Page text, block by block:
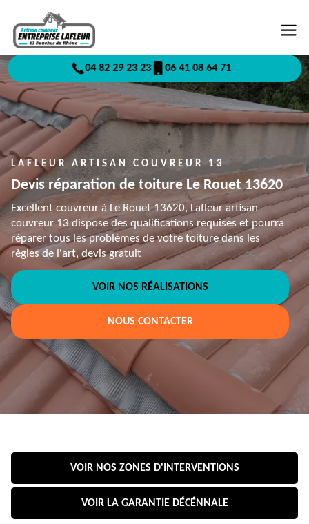
04 82 29 23 23 06 41 08 64 71
LAFLEUR ARTISAN COUVREUR 13
Devis réparation de toiture Le Rouet 13620
Excellent couvreur à Le Rouet 13620, Lafleur artisan
couvreur 13 dispose des qualifications requises et pourra
réparer tous les problèmes de votre toiture dans les
règles de l'art, devis gratuit
VOIR NOS RÉALISATIONS
NOUS CONTACTER
VOIR NOS ZONES D'INTERVENTIONS
VOIR LA GARANTIE DÉCÉNNALE